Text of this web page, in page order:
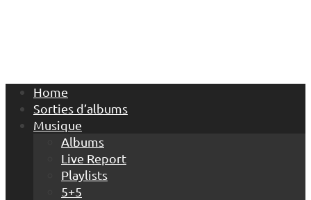
Home
Sorties d’albums
Musique
Albums
Live Report
Playlists
5+5